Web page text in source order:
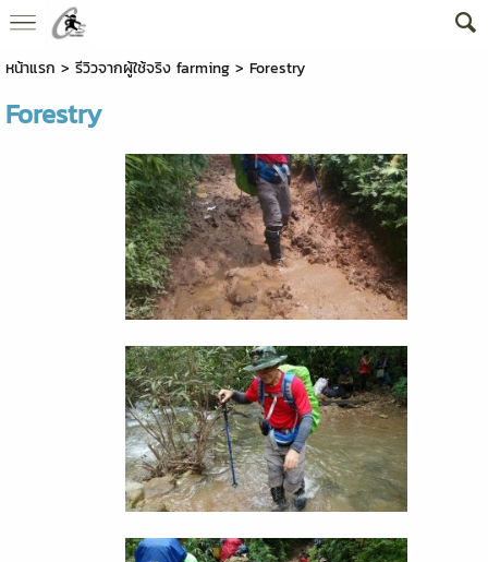
หน้าแรก > รีวิวจากผู้ใช้จริง farming> Forestry
Forestry